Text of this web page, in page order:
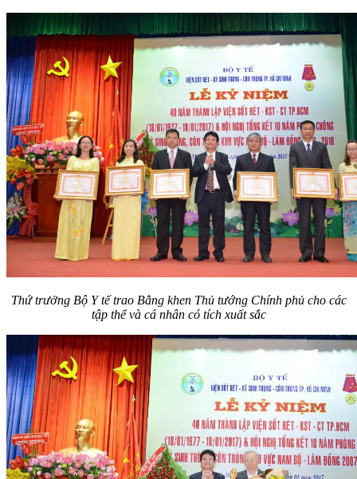
Thứ trưởng Bộ Y tế trao Bằng khen Thủ tướng Chính phủ cho các
tập thể và cá nhân có tích xuất sắc